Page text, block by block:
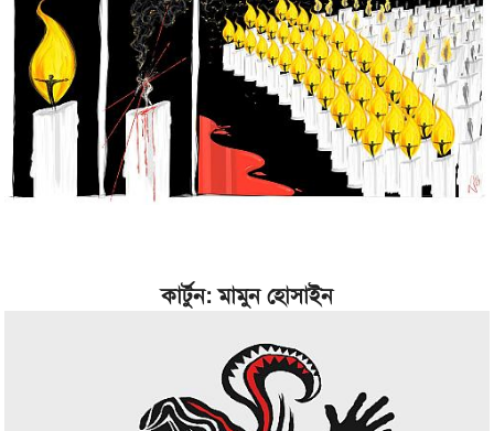
কার্টুন: মামুন হোসাইন